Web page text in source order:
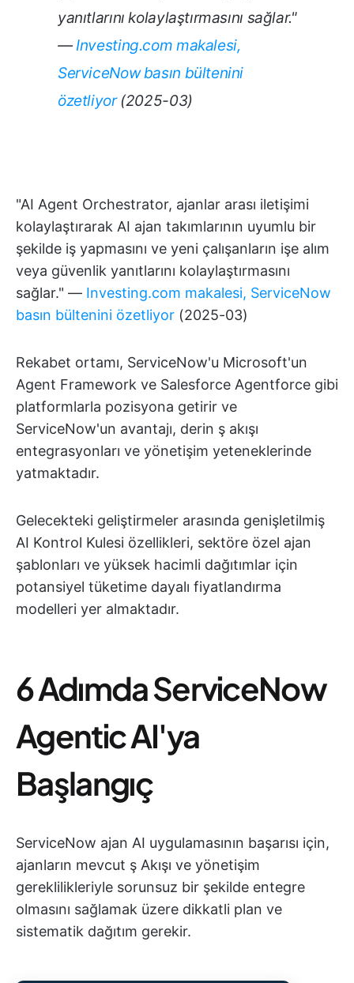
yanıtlarını kolaylaştırmasını sağlar."
—Investing.com makalesi,
ServiceNow basın bültenini
özetliyor(2025-03)
"AI Agent Orchestrator, ajanlar arası iletişimi
kolaylaştırarak AI ajan takımlarının uyumlu bir
şekilde iş yapmasını ve yeni çalışanların işe alım
veya güvenlik yanıtlarını kolaylaştırmasını
sağlar." — Investing.com makalesi, ServiceNow
basın bültenini özetliyor (2025-03)
Rekabet ortamı, ServiceNow'u Microsoft'un
Agent Framework ve Salesforce Agentforce gibi
platformlarla pozisyona getirir ve
ServiceNow'un avantajı, derin ş akışı
entegrasyonları ve yönetişim yeteneklerinde
yatmaktadır.
Gelecekteki geliştirmeler arasında genişletilmiş
AI Kontrol Kulesi özellikleri, sektöre özel ajan
şablonları ve yüksek hacimli dağıtımlar için
potansiyel tüketime dayalı fiyatlandırma
modelleri yer almaktadır.
6 Adımda ServiceNow
Agentic AI'ya
Başlangıç
ServiceNow ajan AI uygulamasının başarısı için,
ajanların mevcut ş Akışı ve yönetişim
gereklilikleriyle sorunsuz bir şekilde entegre
olmasını sağlamak üzere dikkatli plan ve
sistematik dağıtım gerekir.